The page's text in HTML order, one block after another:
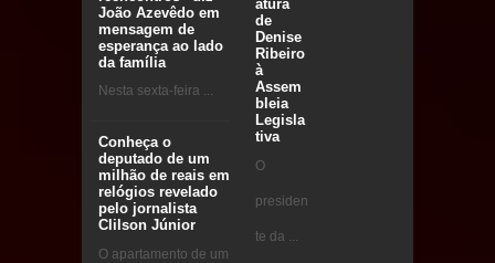
João Azevêdo em
mensagem de
esperança ao lado
da família
Nesta sexta-feira ...
Conheça o
deputado de um
milhão de reais em
relógios revelado
pelo jornalista
Clilson Júnior
O apartamento de um
atura
de
Denise
Ribeiro
à
Assem
bleia
Legisla
tiva
O
presiden
te da ...